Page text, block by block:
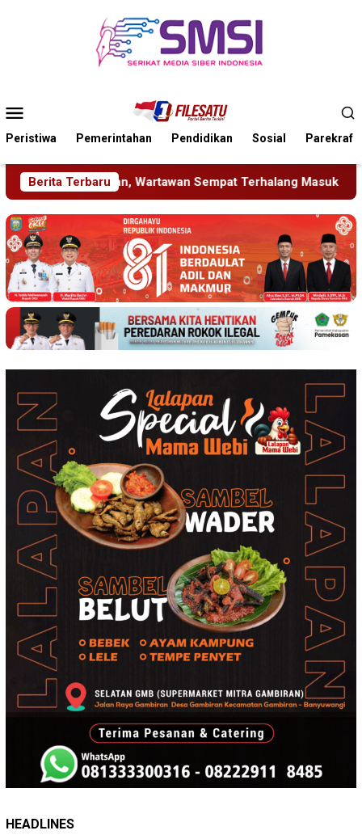
Mobile
Peristiwa Pemerintahan Pendidikan Sosial Parekraf
Berita Terbaru
Sempat Terhalang Masuk ke Ruang UGD Sambut
HEADLINES